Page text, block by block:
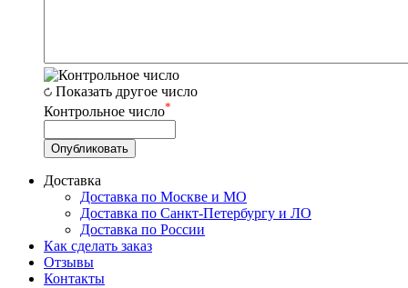
Показать другое число
Контрольное число*
Доставка
Доставка по Москве и МО
Доставка по Санкт-Петербургу и ЛО
Доставка по России
Как сделать заказ
Отзывы
Контакты